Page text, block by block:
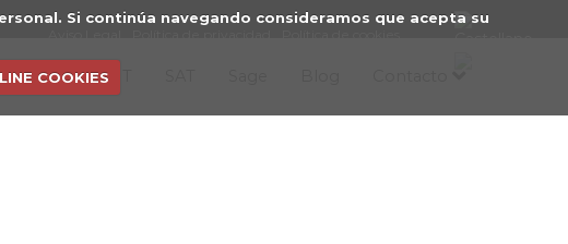
Si continúa navegando consideramos que acepta su
COOKIES
Servicios IT